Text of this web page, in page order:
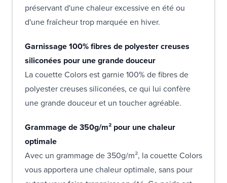
préservant d'une chaleur excessive en été ou
d'une fraîcheur trop marquée en hiver.
Garnissage 100% fibres de polyester creuses
siliconées pour une grande douceur
La couette Colors est garnie 100% de fibres de
polyester creuses siliconées, ce qui lui confère
une grande douceur et un toucher agréable.
Grammage de 350g/m² pour une chaleur
optimale
Avec un grammage de 350g/m², la couette Colors
vous apportera une chaleur optimale, sans pour